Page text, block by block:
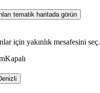
tematik haritada görün
için yakınlık mesafesini seç.
Kapalı